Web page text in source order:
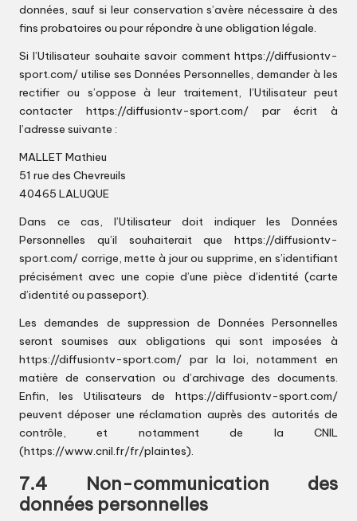
données, sauf si leur conservation s’avère nécessaire à des
fins probatoires ou pour répondre à une obligation légale.
Si l’Utilisateur souhaite savoir comment https://diffusiontv-
sport.com/ utilise ses Données Personnelles, demander à les
rectifier ou s’oppose à leur traitement, l’Utilisateur peut
contacter https://diffusiontv-sport.com/par écrit à
l’adresse suivante :
MALLET Mathieu
51 rue des Chevreuils
40465 LALUQUE
Dans ce cas, l’Utilisateur doit indiquer les Données
Personnelles qu’il souhaiterait que https://diffusiontv-
sport.com/ corrige, mette à jour ou supprime, en s’identifiant
précisément avec une copie d’une pièce d’identité (carte
d’identité ou passeport).
Les demandes de suppression de Données Personnelles
seront soumises aux obligations qui sont imposées à
https://diffusiontv-sport.com/ par la loi, notamment en
matière de conservation ou d’archivage des documents.
Enfin, les Utilisateurs de https://diffusiontv-sport.com/
peuvent déposer une réclamation auprès des autorités de
contrôle, et notamment de la CNIL
(https://www.cnil.fr/fr/plaintes).
7.4 Non-communication des
données personnelles